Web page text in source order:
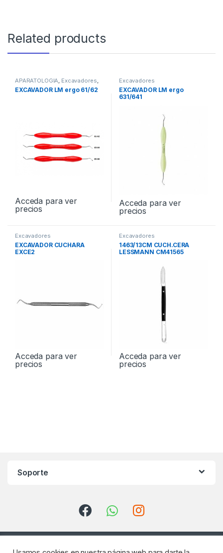
Related products
APARATOLOGIA Excavadores
EXCAVADOR LM ergo 61/62
Acceda para ver
precios
Excavadores
EXCAVADOR LM ergo
631/641
Acceda para ver
precios
Excavadores
EXCAVADOR CUCHARA
EXCE2
Acceda para ver
precios
Excavadores
1463/13CM CUCH.CERA
LESSMANN CM41565
Acceda para ver
precios
Soporte